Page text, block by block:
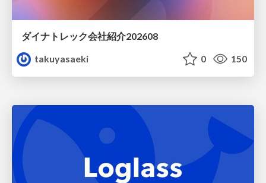
ダイナトレック会社紹介202608
takuyasaeki
0 150